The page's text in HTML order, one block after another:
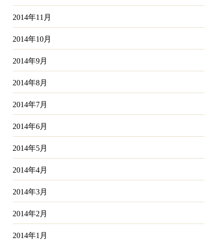
2014年11月
2014年10月
2014年9月
2014年8月
2014年7月
2014年6月
2014年5月
2014年4月
2014年3月
2014年2月
2014年1月